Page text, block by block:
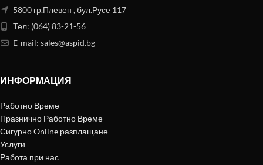
5800 гр.Плевен , бул.Русе 117
Тел: (064) 83-21-56
E-mail: sales@aspid.bg
ИНФОРМАЦИЯ
Работно Време
Празнично Работно Време
Сигурно Online разплащане
Услуги
Работа при нас